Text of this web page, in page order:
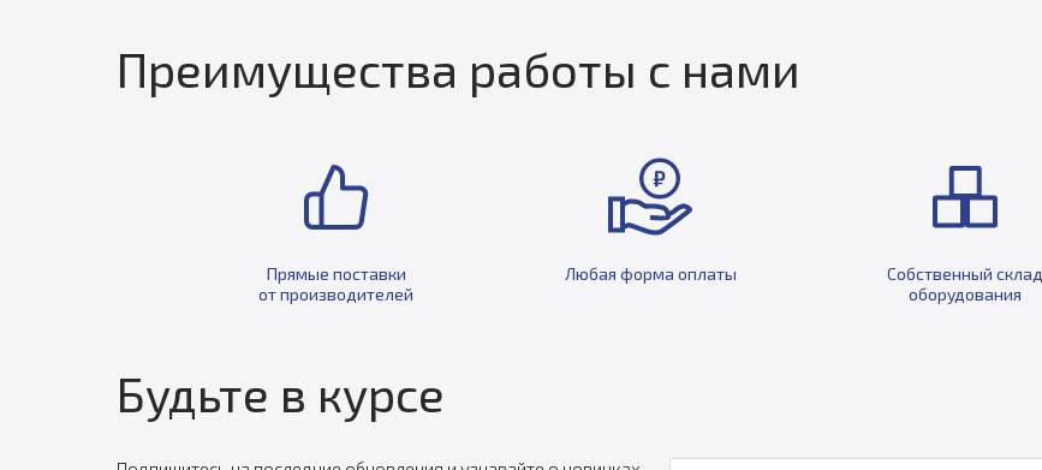
Преимущества работы с нами
Прямые поставки
от производителей
Любая форма оплаты
Собственный склад
оборудования
Будьте в курсе